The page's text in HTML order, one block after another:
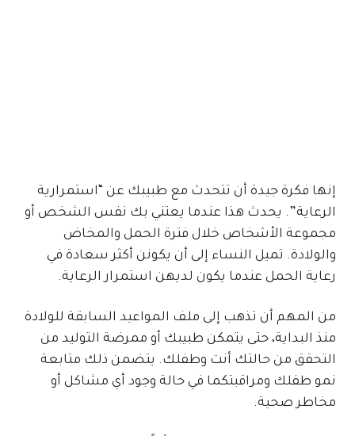
إنها فكرة جيدة أن تتحدث مع طبيبك عن “استمرارية
الرعاية”. يحدث هذا عندما يعتني بك نفس الشخص أو
مجموعة الأشخاص خلال فترة الحمل والمخاض
والولادة. تميل النساء إلى أن يكونن أكثر سعادة في
رعاية الحمل عندما يكون لديهن استمرار الرعاية.
من المهم أن تذهب إلى ملف المواعيد السابقة للولادة
منذ البداية، حتى يتمكن طبيبك أو ممرضة التوليد من
التحقق من حالتك أنت وطفلك. يتضمن ذلك متابعة
نمو طفلك ومراقبتكما في حالة وجود أي مشاكل أو
مخاطر صحية.